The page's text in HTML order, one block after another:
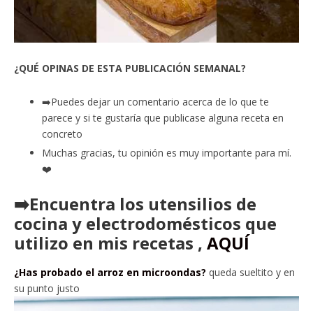
¿QUÉ OPINAS DE ESTA PUBLICACIÓN SEMANAL?
➡️Puedes dejar un comentario acerca de lo que te
parece y si te gustaría que publicase alguna receta en
concreto
Muchas gracias, tu opinión es muy importante para mí.
❤️
➡️Encuentra los utensilios de
cocina y electrodomésticos que
utilizo en mis recetas , AQUÍ
¿Has probado el arroz en microondas? queda sueltito y en
su punto justo